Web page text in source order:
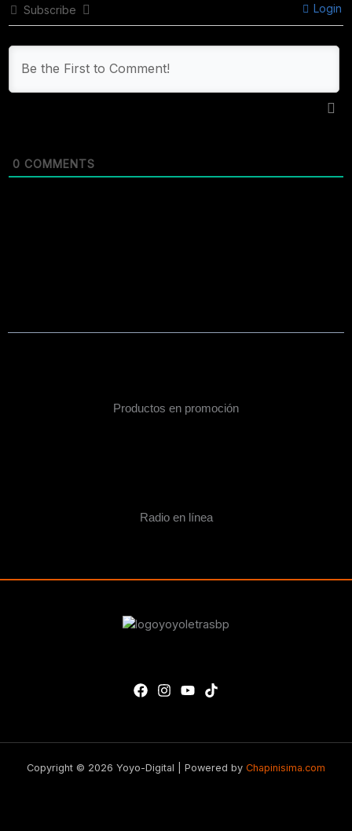
Subscribe Login
0 COMMENTS
Productos en promoción
Radio en línea
Copyright © 2026 Yoyo-Digital | Powered by Chapinisima.com